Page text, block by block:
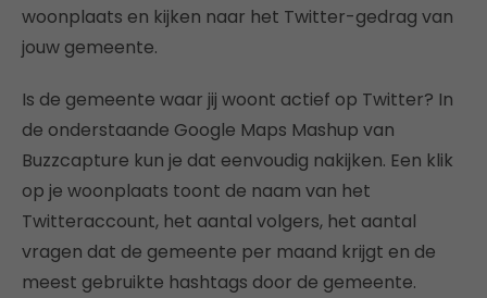
woonplaats en kijken naar het Twitter-gedrag van
jouw gemeente.
Is de gemeente waar jij woont actief op Twitter? In
de onderstaande Google Maps Mashup van
Buzzcapture kun je dat eenvoudig nakijken. Een klik
op je woonplaats toont de naam van het
Twitteraccount, het aantal volgers, het aantal
vragen dat de gemeente per maand krijgt en de
meest gebruikte hashtags door de gemeente.